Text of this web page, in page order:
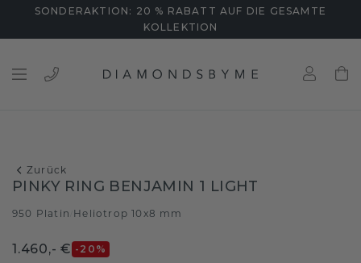
SONDERAKTION: 20 % RABATT AUF DIE GESAMTE
KOLLEKTION
Zurück
PINKY RING BENJAMIN 1 LIGHT
950 Platin Heliotrop 10x8 mm
1.460,- € -20 %